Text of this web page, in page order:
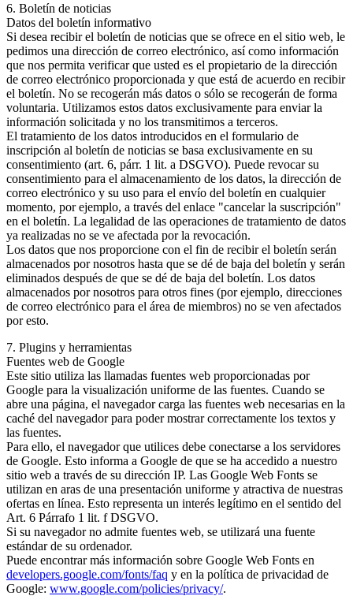
6. Boletín de noticias
Datos del boletín informativo
Si desea recibir el boletín de noticias que se ofrece en el sitio web, le
pedimos una dirección de correo electrónico, así como información
que nos permita verificar que usted es el propietario de la dirección
de correo electrónico proporcionada y que está de acuerdo en recibir
el boletín. No se recogerán más datos o sólo se recogerán de forma
voluntaria. Utilizamos estos datos exclusivamente para enviar la
información solicitada y no los transmitimos a terceros.
El tratamiento de los datos introducidos en el formulario de
inscripción al boletín de noticias se basa exclusivamente en su
consentimiento (art. 6, párr. 1 lit. a DSGVO). Puede revocar su
consentimiento para el almacenamiento de los datos, la dirección de
correo electrónico y su uso para el envío del boletín en cualquier
momento, por ejemplo, a través del enlace "cancelar la suscripción"
en el boletín. La legalidad de las operaciones de tratamiento de datos
ya realizadas no se ve afectada por la revocación.
Los datos que nos proporcione con el fin de recibir el boletín serán
almacenados por nosotros hasta que se dé de baja del boletín y serán
eliminados después de que se dé de baja del boletín. Los datos
almacenados por nosotros para otros fines (por ejemplo, direcciones
de correo electrónico para el área de miembros) no se ven afectados
por esto.
7. Plugins y herramientas
Fuentes web de Google
Este sitio utiliza las llamadas fuentes web proporcionadas por
Google para la visualización uniforme de las fuentes. Cuando se
abre una página, el navegador carga las fuentes web necesarias en la
caché del navegador para poder mostrar correctamente los textos y
las fuentes.
Para ello, el navegador que utilices debe conectarse a los servidores
de Google. Esto informa a Google de que se ha accedido a nuestro
sitio web a través de su dirección IP. Las Google Web Fonts se
utilizan en aras de una presentación uniforme y atractiva de nuestras
ofertas en línea. Esto representa un interés legítimo en el sentido del
Art. 6 Párrafo 1 lit. f DSGVO.
Si su navegador no admite fuentes web, se utilizará una fuente
estándar de su ordenador.
Puede encontrar más información sobre Google Web Fonts en
developers.google.com/fonts/faq y en la política de privacidad de
Google: www.google.com/policies/privacy/.